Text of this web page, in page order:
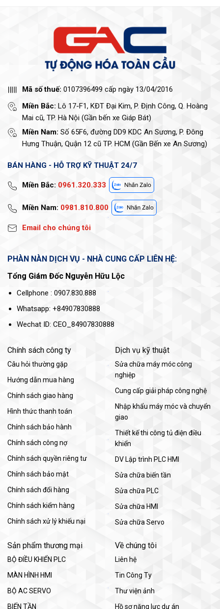
Mã số thuế: 0107396499 cấp ngày 13/04/2016
Miền Bắc: Lô 17-F1, KĐT Đại Kim, P. Định Công, Q. Hoàng
Mai cũ, TP. Hà Nội (Gần bến xe Giáp Bát)
Miền Nam: Số 65F6, đường DD9 KDC An Sương, P. Đông
Hưng Thuận, Quận 12 cũ TP. HCM (Gần Bến xe An Sương)
BÁN HÀNG - HỖ TRỢ KỸ THUẬT 24/7
Miền Bắc: 0961.320.333
Miền Nam: 0981.810.800
Email cho chúng tôi
PHÀN NÀN DỊCH VỤ - NHÀ CUNG CẤP LIÊN HỆ:
Tổng Giám Đốc Nguyễn Hữu Lộc
Cellphone : 0907.830.888
Whatsapp: +84907830888
Wechat ID: CEO_84907830888
Chính sách công ty
Câu hỏi thường gặp
Hướng dẫn mua hàng
Chính sách giao hàng
Hình thức thanh toán
Chính sách bảo hành
Chính sách công nợ
Chính sách quyền riêng tư
Chính sách bảo mật
Chính sách đổi hàng
Chính sách kiểm hàng
Chính sách xử lý khiếu nại
Dịch vụ kỹ thuật
Sửa chữa máy móc công
nghiệp
Cung cấp giải pháp công nghệ
Nhập khẩu máy móc và chuyển
giao
Thiết kế thi công tủ điện điều
khiển
DV Lập trình PLC HMI
Sửa chữa biến tần
Sửa chữa PLC
Sửa chữa HMI
Sửa chữa Servo
Sản phẩm thương mại
BỘ ĐIỀU KHIỂN PLC
MÀN HÌNH HMI
BỘ AC SERVO
BIẾN TẦN
Về chúng tôi
Liên hệ
Tin Công Ty
Thư viện ảnh
Hồ sơ năng lực dự án